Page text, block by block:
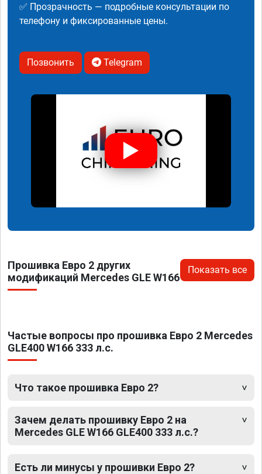
✅ Прозрачность — подробные консультации по
телефону и фиксированные цены.
Позвонить Telegram
Прошивка Евро 2 других
модификаций Mercedes GLE W166
Показать все
Частые вопросы про прошивка Евро 2 Mercedes
GLE400 W166 333 л.с.
Что такое прошивка Евро 2?
Зачем делать прошивку Евро 2 на
Mercedes GLE W166 GLE400 333 л.с.?
Есть ли минусы у прошивки Евро 2?